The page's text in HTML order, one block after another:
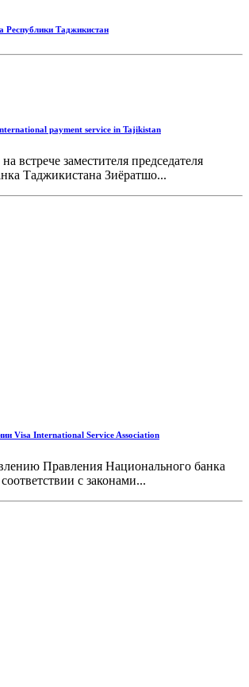
Республики Таджикистан
payment service in Tajikistan
встрече заместителя председателя
Таджикистана Зиёратшо...
Visa International Service Association
Правления Национального банка
с законами...